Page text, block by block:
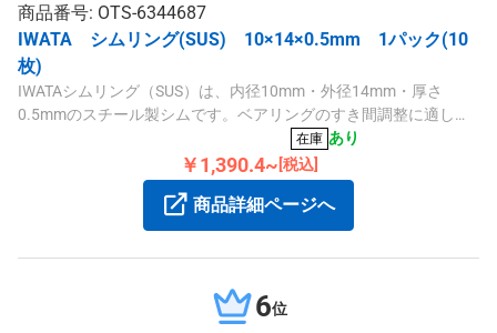
商品番号: OTS-6344687
IWATA シムリング(SUS) 10×14×0.5mm 1パック(10
枚)
IWATAシムリング（SUS）は、内径10mm・外径14mm・厚さ
0.5mmのスチール製シムです。ベアリングのすき間調整に適して
おり、豊富なバリエーションから選べます。
在庫 あり
￥1,390.4~ [税込]
商品詳細ページへ
6位